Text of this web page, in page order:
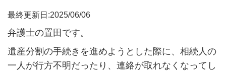
最終更新日:2025/06/06
弁護士の置田です。
遺産分割の手続きを進めようとした際に、相続人の
一人が行方不明だったり、連絡が取れなくなってし